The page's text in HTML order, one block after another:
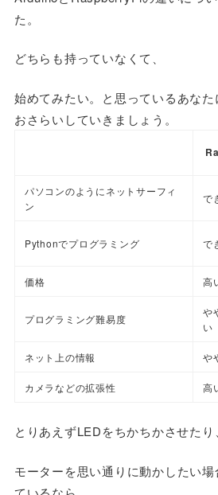
た。
どちらも持っていなくて、
始めてみたい。と思っているあな
おさらいしていきましょう。
パソコンのようにネットサーフィ
ン
で
Pythonでプログラミング で
価格 高
プログラミング難易度
や
い
ネット上の情報 や
カメラなどの拡張性 高
とりあえずLEDをちかちかさせたり、
モーターを思い通りに動かしたい